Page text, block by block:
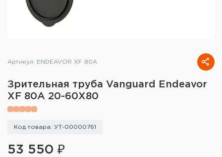
Пневматика
Кобуры и системы ношения
снаряжения
Сумки и рюкзаки
Артикул: ENDEAVOR XF 80A
Зрительная труба Vanguard Endeavor
XF 80A 20-60X80
Код товара: УТ-00000761
53 550 ₽